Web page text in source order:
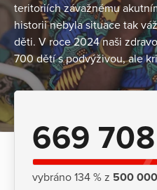
teritoriích závažnému
historii nebyla situace tak
děti. V roce 2024 naši
700 dětí s podvýživou, ale
669
vybráno 134 % z 500